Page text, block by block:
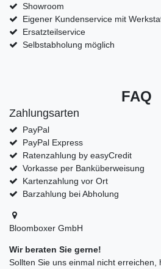
Showroom
Eigener Kundenservice mit
Ersatzteilservice
Selbstabholung möglich
FAQ
Zahlungsarten
PayPal
PayPal Express
Ratenzahlung by easyCredit
Vorkasse per Banküberweisung
Kartenzahlung vor Ort
Barzahlung bei Abholung
Bloomboxer GmbH
Wir beraten Sie gerne!
Sollten Sie uns einmal nicht erreichen,